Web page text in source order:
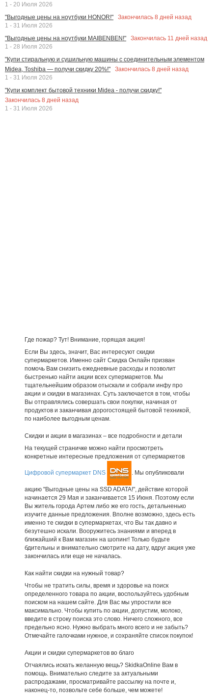
1 - 20 Июля 2026
"Выгодные цены на ноутбуки HONOR!"
Закончилась 8 дней назад
1 - 31 Июля 2026
"Выгодные цены на ноутбуки MAIBENBEN!"
Закончилась 11 дней назад
1 - 28 Июля 2026
"Купи стиральную и сушильную машины с соединительным элементом
Midea, Toshiba — получи скидку 20%!"
Закончилась 8 дней назад
1 - 31 Июля 2026
"Купи комплект бытовой техники Midea - получи скидку!"
Закончилась 8 дней назад
1 - 31 Июля 2026
Где пожар? Тут! Внимание, горящая акция!
Если Вы здесь, значит, Вас интересуют скидки
супермаркетов. Именно сайт Скидка Онлайн призван
помочь Вам снизить ежедневные расходы и позволит
быстренько найти акции всех супермаркетов. Мы
тщательнейшим образом отыскали и собрали инфу про
акции и скидки в магазинах. Суть заключается в том, чтобы
Вы отправлялись совершать свои покупки, начиная от
продуктов и заканчивая дорогостоящей бытовой техникой,
по наиболее выгодным ценам.
Скидки и акции в магазинах – все подробности и детали
На текущей страничке можно найти просмотреть
конкретные интересные предложения от супермаркетов
Цифровой супермаркет DNS . Мы опубликовали
акцию "Выгодные цены на SSD ADATA!", действие которой
начинается 29 Мая и заканчивается 15 Июня. Поэтому если
Вы житель города Артем либо же его гость, детальненько
изучите данные предложения. Вполне возможно, здесь есть
именно те скидки в супермаркетах, что Вы так давно и
безутешно искали. Вооружитесь знаниями и вперед в
ближайший к Вам магазин на шопинг! Только будьте
бдительны и внимательно смотрите на дату, вдруг акция уже
закончилась или еще не началась.
Как найти скидки на нужный товар?
Чтобы не тратить силы, время и здоровье на поиск
определенного товара по акции, воспользуйтесь удобным
поиском на нашем сайте. Для Вас мы упростили все
максимально. Чтобы купить по акции, допустим, молоко,
введите в строку поиска это слово. Ничего сложного, все
предельно ясно. Нужно выбрать много всего и не забыть?
Отмечайте галочками нужное, и сохраняйте список покупок!
Акции и скидки супермаркетов во благо
Отчаялись искать желанную вещь? SkidkaOnline Вам в
помощь. Внимательно следите за актуальными
распродажами, просматривайте рассылку на почте и,
наконец-то, позвольте себе больше, чем можете!